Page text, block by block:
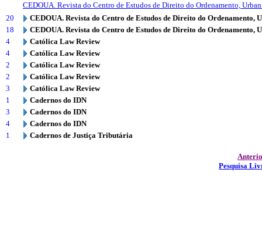
CEDOUA. Revista do Centro de Estudos de Direito do Ordenamento,
20
CEDOUA. Revista do Centro de Estudos de Direito do Ordenamento,
18
CEDOUA. Revista do Centro de Estudos de Direito do Ordenamento,
4
Católica Law Review
4
Católica Law Review
2
Católica Law Review
2
Católica Law Review
3
Católica Law Review
1
Cadernos do IDN
3
Cadernos do IDN
4
Cadernos do IDN
1
Cadernos de Justiça Tributária
Pesquisa